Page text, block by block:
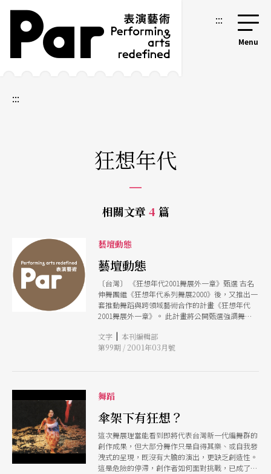
跳到主要內容區塊
網站導覽 :::
:::
狂想年代
相關文章 4 篇
藝壇動態
藝壇動態
〔台灣〕 《狂想年代2001舞展外一章》甄選 古名
伸舞團繼《狂想年代系列舞展2000》後，又推出一
套推動舞蹈與跨領域藝術合作的計畫《狂想年代
2001舞展外一章》。 此計畫將公開甄選強調舞蹈
品以六個月的時間分三階段公開呈現。希望以鼓勵
跨領域創作的方式，延續台灣舞蹈的旺盛活力。詳
（Leon Rubin）將於三月初，應英國文化協會之
邀來台舉辦戲劇研習營，並介紹英國戲劇教育。
曾任英國皇家莎士比亞劇團（RSC）副藝術總監、
北愛爾蘭貝爾法斯特Lyric Theatre及威爾斯布里斯
托Old Vic Theatre藝術總監等職位的里昂．魯賓
（Leon Rubin），此次來台將主持一項為期五天
的戲劇營；屆時他將以其對表演藝術豐富的專精，
用莎士比亞的《第十二夜》為主軸，深入淺出地帶
文字 | 本刊編輯部
第99期 / 2001年03月號
舞蹈
傘架下有狂想？
這次舞展理當能看到即將代表台灣新一代編舞群的
創作成果，但大部分舞作只是自得其樂、或自我發
洩式的呈現，既沒有大膽的演出，更缺乏創造性。
這是危險的停滯，創作者如何面對挑戰，已成了當